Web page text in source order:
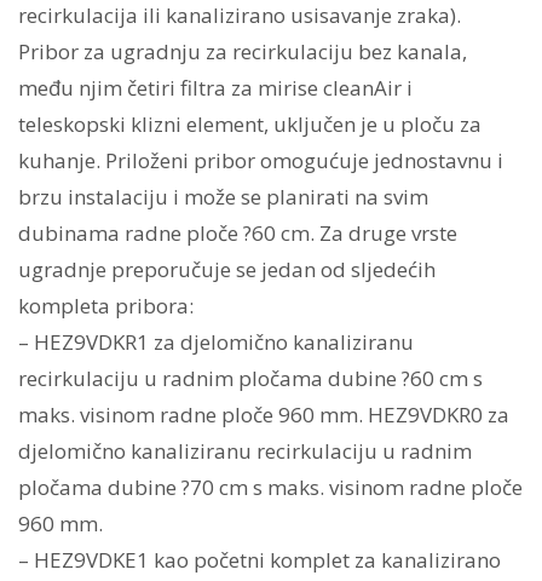
recirkulacija ili kanalizirano usisavanje zraka).
Pribor za ugradnju za recirkulaciju bez kanala,
među njim četiri filtra za mirise cleanAir i
teleskopski klizni element, uključen je u ploču za
kuhanje. Priloženi pribor omogućuje jednostavnu i
brzu instalaciju i može se planirati na svim
dubinama radne ploče ?60 cm. Za druge vrste
ugradnje preporučuje se jedan od sljedećih
kompleta pribora:
– HEZ9VDKR1 za djelomično kanaliziranu
recirkulaciju u radnim pločama dubine ?60 cm s
maks. visinom radne ploče 960 mm. HEZ9VDKR0 za
djelomično kanaliziranu recirkulaciju u radnim
pločama dubine ?70 cm s maks. visinom radne ploče
960 mm.
– HEZ9VDKE1 kao početni komplet za kanalizirano